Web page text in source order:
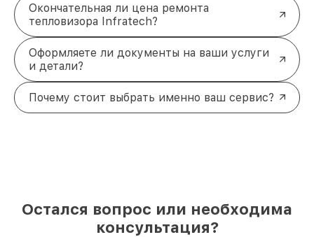
Окончательная ли цена ремонта
тепловизора Infratech?
Оформляете ли документы на ваши услуги
и детали?
Почему стоит выбрать именно ваш сервис?
Остался вопрос или необходима
консультация?